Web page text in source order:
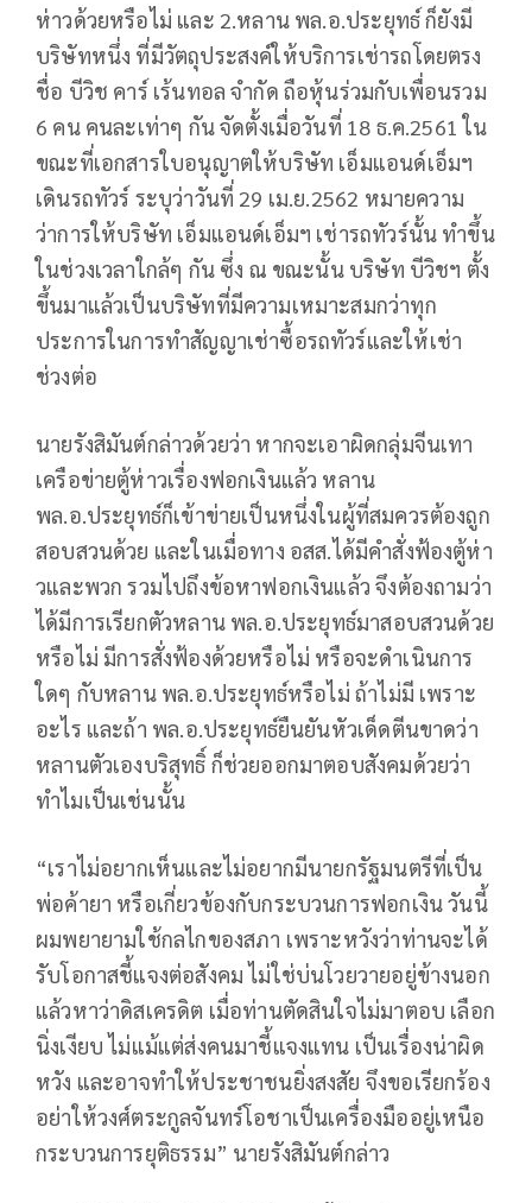
ห่าวด้วยหรือไม่ และ 2.หลาน พล.อ.ประยุทธ์ ก็ยังมี
บริษัทหนึ่ง ที่มีวัตถุประสงค์ให้บริการเช่ารถโดยตรง
ชื่อ บีวิช คาร์ เร้นทอล จำกัด ถือหุ้นร่วมกับเพื่อนรวม
6 คน คนละเท่าๆ กัน จัดตั้งเมื่อวันที่ 18 ธ.ค.2561 ใน
ขณะที่เอกสารใบอนุญาตให้บริษัท เอ็มแอนด์เอ็มฯ
เดินรถทัวร์ ระบุว่าวันที่ 29 เม.ย.2562 หมายความ
ว่าการให้บริษัท เอ็มแอนด์เอ็มฯ เช่ารถทัวร์นั้น ทำขึ้น
ในช่วงเวลาใกล้ๆ กัน ซึ่ง ณ ขณะนั้น บริษัท บีวิชฯ ตั้ง
ขึ้นมาแล้วเป็นบริษัทที่มีความเหมาะสมกว่าทุก
ประการในการทำสัญญาเช่าซื้อรถทัวร์และให้เช่า
ช่วงต่อ
นายรังสิมันต์กล่าวด้วยว่า หากจะเอาผิดกลุ่มจีนเทา
เครือข่ายตู้ห่าวเรื่องฟอกเงินแล้ว หลาน
พล.อ.ประยุทธ์ก็เข้าข่ายเป็นหนึ่งในผู้ที่สมควรต้องถูก
สอบสวนด้วย และในเมื่อทาง อสส.ได้มีคำสั่งฟ้องตู้ห่า
วและพวก รวมไปถึงข้อหาฟอกเงินแล้ว จึงต้องถามว่า
ได้มีการเรียกตัวหลาน พล.อ.ประยุทธ์มาสอบสวนด้วย
หรือไม่ มีการสั่งฟ้องด้วยหรือไม่ หรือจะดำเนินการ
ใดๆ กับหลาน พล.อ.ประยุทธ์หรือไม่ ถ้าไม่มี เพราะ
อะไร และถ้า พล.อ.ประยุทธ์ยืนยันหัวเด็ดตีนขาดว่า
หลานตัวเองบริสุทธิ์ ก็ช่วยออกมาตอบสังคมด้วยว่า
ทำไมเป็นเช่นนั้น
“เราไม่อยากเห็นและไม่อยากมีนายกรัฐมนตรีที่เป็น
พ่อค้ายา หรือเกี่ยวข้องกับกระบวนการฟอกเงิน วันนี้
ผมพยายามใช้กลไกของสภา เพราะหวังว่าท่านจะได้
รับโอกาสชี้แจงต่อสังคม ไม่ใช่บ่นโวยวายอยู่ข้างนอก
แล้วหาว่าดิสเครดิต เมื่อท่านตัดสินใจไม่มาตอบ เลือก
นิ่งเงียบ ไม่แม้แต่ส่งคนมาชี้แจงแทน เป็นเรื่องน่าผิด
หวัง และอาจทำให้ประชาชนยิ่งสงสัย จึงขอเรียกร้อง
อย่าให้วงศ์ตระกูลจันทร์โอชาเป็นเครื่องมืออยู่เหนือ
กระบวนการยุติธรรม” นายรังสิมันต์กล่าว